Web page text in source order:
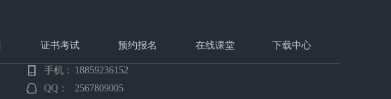
证书考试 预约报名 在线课堂 下载中心
手机： 18859236152
QQ：
2567809005